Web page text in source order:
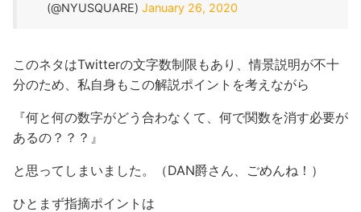
(@NYUSQUARE)January 26, 2020
このネタはTwitterの文字数制限もあり、情景説明が不十
分のため、私自身もこの解説ポイントを考えながら
『何と何の数字がどう合わなくて、何で関数を消す必要が
あるの？？？』
と思ってしまいました。（DAN爵さん、ごめんね！）
ひとまず指摘ポイントは